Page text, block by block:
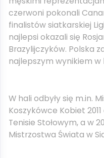
czerwoni pokonali
finalistów siatkarskiej
najlepsi okazali się
Brazylijczyków. Polska
najlepszym wynikiem
W hali odbyły się m.in.
Koszykówce Kobiet
Tenisie Stołowym, a w
Mistrzostwa Świata w